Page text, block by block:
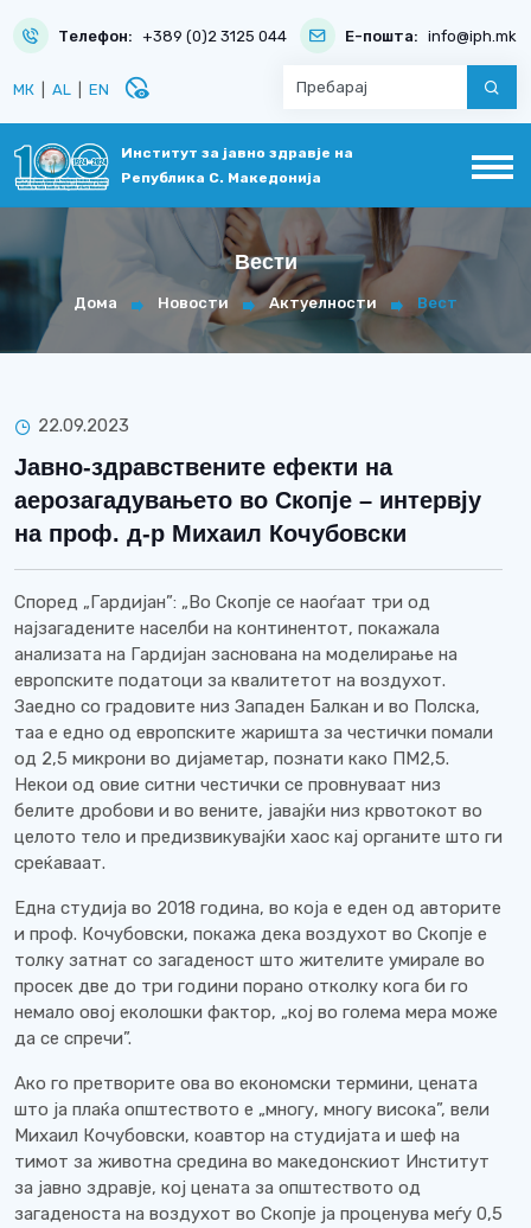
Телефон: +389 (0)2 3125 044 Е-пошта: info@iph.mk
МК AL EN disabled_visible
Институт за јавно здравје на
Република С. Македонија
Вести
Дома Новости Актуелности Вест
22.09.2023
Јавно-здравствените ефекти на
аерозагадувањето во Скопје – интервју
на проф. д-р Михаил Кочубовски
Според „Гардијан”: „Во Скопје се наоѓаат три од
најзагадените населби на континентот, покажала
анализата на Гардијан заснована на моделирање на
европските податоци за квалитетот на воздухот.
Заедно со градовите низ Западен Балкан и во Полска,
таа е едно од европските жаришта за честички помали
од 2,5 микрони во дијаметар, познати како ПМ2,5.
Некои од овие ситни честички се провнуваат низ
белите дробови и во вените, јавајќи низ крвотокот во
целото тело и предизвикувајќи хаос кај органите што ги
среќаваат.
Една студија во 2018 година, во која е еден од авторите
и проф. Кочубовски, покажа дека воздухот во Скопје е
толку затнат со загаденост што жителите умирале во
просек две до три години порано отколку кога би го
немало овој еколошки фактор, „кој во голема мера може
да се спречи”.
Ако го претворите ова во економски термини, цената
што ја плаќа општеството е „многу, многу висока”, вели
Михаил Кочубовски, коавтор на студијата и шеф на
тимот за животна средина во македонскиот Институт
за јавно здравје, кој цената за општеството од
загаденоста на воздухот во Скопје ја проценува меѓу 0,5